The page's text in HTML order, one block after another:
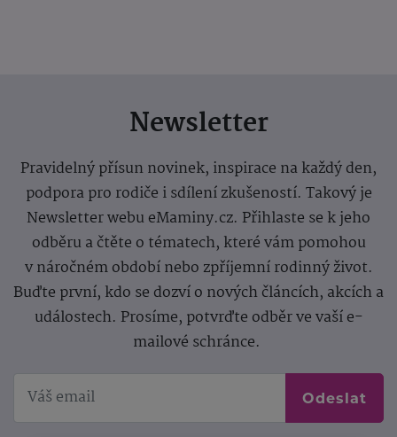
Newsletter
Pravidelný přísun novinek, inspirace na každý den,
podpora pro rodiče i sdílení zkušeností. Takový je
Newsletter webu eMaminy.cz. Přihlaste se k jeho
odběru a čtěte o tématech, které vám pomohou
v náročném období nebo zpříjemní rodinný život.
Buďte první, kdo se dozví o nových článcích, akcích a
událostech. Prosíme, potvrďte odběr ve vaší e-
mailové schránce.
Odeslat